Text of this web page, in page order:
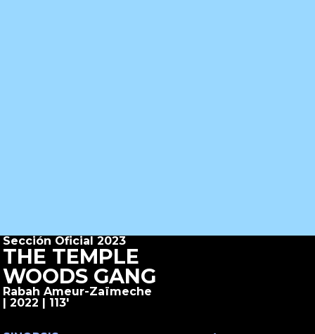
Sección Oficial 2023
THE TEMPLE
WOODS GANG
Rabah Ameur-Zaïmeche
| 2022 | 113'